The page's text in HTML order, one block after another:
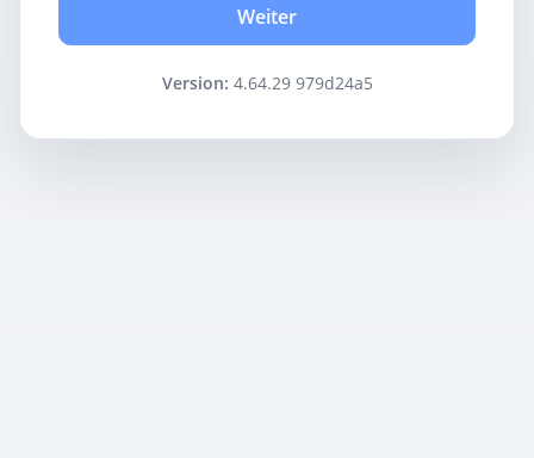
Weiter
Version: 4.64.29 979d24a5